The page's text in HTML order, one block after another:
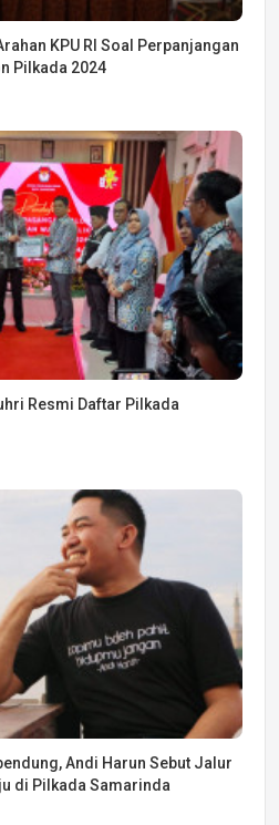
KPU RI Soal Perpanjangan
Pilkada 2024
Resmi Daftar Pilkada
Andi Harun Sebut Jalur
di Pilkada Samarinda